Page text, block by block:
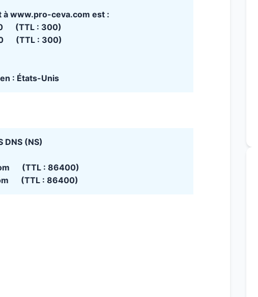
à www.pro-ceva.com est :
(TTL : 300)
(TTL : 300)
: États-Unis
DNS (NS)
(TTL : 86400)
(TTL : 86400)